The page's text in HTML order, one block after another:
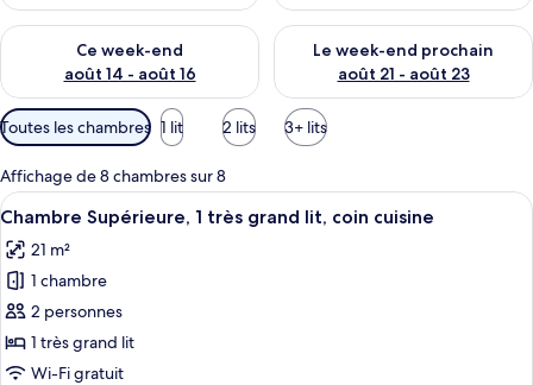
Ce week-end
août 14 - août 16
Vérifier la disponibilité pour ce week-end août 14 - août 16
Le week-end prochain
août 21 - août 23
Vérifier la disponibilité pour
Filtres
disponibles
pour
les
chambres
Toutes les chambres 1 lit 2 lits 3+ lits
Affichage de 8 chambres sur 8
Afficher
toutes
les
photos
pour
ce
type
Une chambre à coucher avec un lit,
8
Chambre Supérieure, 1 très grand lit, coin cuisine
21 m²
1 chambre
2 personnes
1 très grand lit
Wi-Fi gratuit